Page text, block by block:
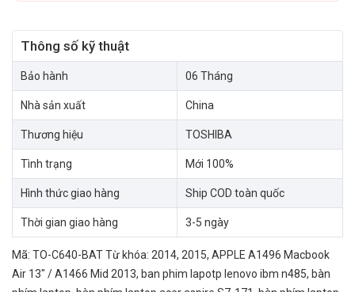
Thông số kỹ thuật
Bảo hành 06 Tháng
Nhà sản xuất China
Thương hiệu TOSHIBA
Tình trạng Mới 100%
Hình thức giao hàng Ship COD toàn quốc
Thời gian giao hàng 3-5 ngày
Mã: TO-C640-BATTừ khóa: 2014, 2015, APPLE A1496 Macbook
Air 13″ / A1466 Mid 2013, ban phim lapotp lenovo ibm n485, bàn